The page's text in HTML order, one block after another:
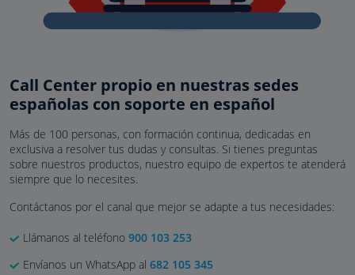
Call Center propio en nuestras sedes
españolas con soporte en español
Más de 100 personas, con formación continua, dedicadas en
exclusiva a resolver tus dudas y consultas. Si tienes preguntas
sobre nuestros productos, nuestro equipo de expertos te atenderá
siempre que lo necesites.
Contáctanos por el canal que mejor se adapte a tus necesidades:
Llámanos al teléfono 900 103 253
Envíanos un WhatsApp al 682 105 345